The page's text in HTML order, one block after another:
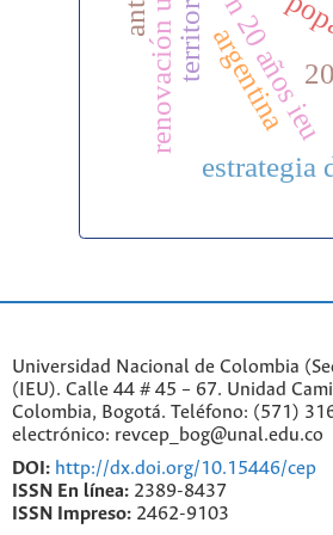
argentina
estrategia
territorio
Universidad Nacional de Colombia
(IEU). Calle 44 # 45 – 67. Unidad
Colombia, Bogotá. Teléfono: (571)
electrónico: revcep_bog@unal.edu.co
DOI: http://dx.doi.org/10.15446/cep
ISSN En línea: 2389-8437
ISSN Impreso: 2462-9103